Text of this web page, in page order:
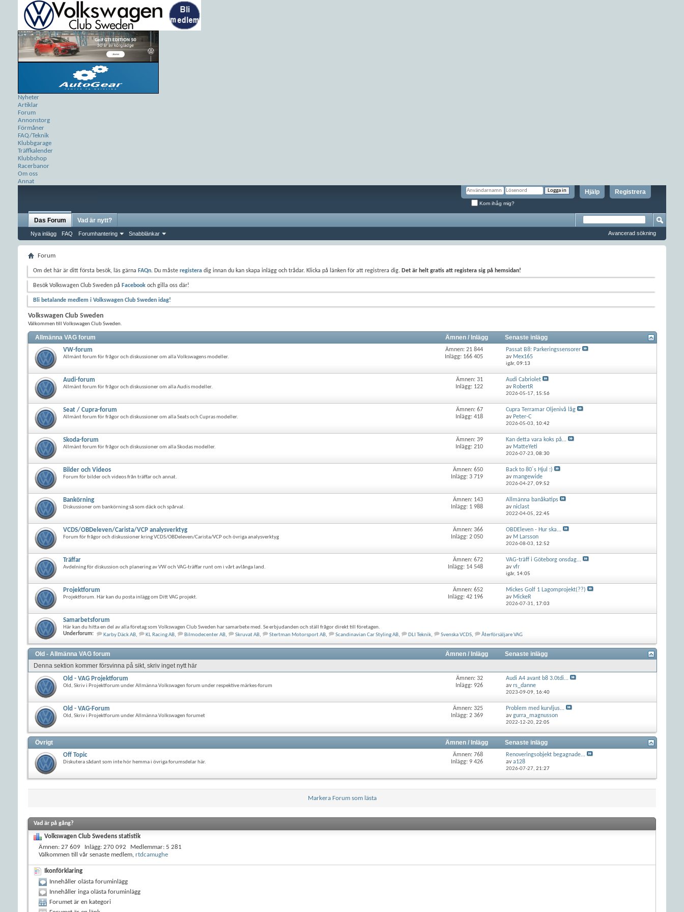
Nyheter
Artiklar
Forum
Annonstorg
Förmåner
FAQ/Teknik
Klubbgarage
Träffkalender
Klubbshop
Racerbanor
Om oss
Annat
Registrera
Hjälp
Kom ihåg mig?
Das Forum
Nya inlägg FAQ Forumhantering Snabblänkar
Vad är nytt?
Avancerad sökning
Forum
Om det här är ditt första besök, läs gärna FAQn. Du måste registera dig innan du kan skapa inlägg och trådar. Klicka på länken för att registrera dig. Det är helt gratis att registera sig på hemsidan!
Besök Volkswagen Club Sweden på Facebook och gilla oss där!
Bli betalande medlem i Volkswagen Club Sweden idag!
Volkswagen Club Sweden
Välkommen till Volkswagen Club Sweden.
Allmänna VAG forum Ämnen / Inlägg Senaste inlägg
VW-forum
Allmänt forum för frågor och diskussioner om alla Volkswagens modeller.
Ämnen: 21 844
Inlägg: 166 405
Passat B8: Parkeringssensorer
av Mex165
igår, 09:13
Audi-forum
Allmänt forum för frågor och diskussioner om alla Audis modeller.
Ämnen: 31
Inlägg: 122
Audi Cabriolet
av RobertR
2026-05-17, 15:56
Seat / Cupra-forum
Allmänt forum för frågor och diskussioner om alla Seats och Cupras modeller.
Ämnen: 67
Inlägg: 418
Cupra Terramar Oljenivå låg
av Peter-C
2026-05-03, 10:42
Skoda-forum
Allmänt forum för frågor och diskussioner om alla Skodas modeller.
Ämnen: 39
Inlägg: 210
Kan detta vara koks på...
av MatteYeti
2026-07-23, 08:30
Bilder och Videos
Forum för bilder och videos från träffar och annat.
Ämnen: 650
Inlägg: 3 719
Back to 80´s Hjul :)
av mangewide
2026-04-27, 09:52
Bankörning
Diskussioner om bankörning så som däck och spårval.
Ämnen: 143
Inlägg: 1 988
Allmänna banåkatips
av niclast
2022-04-05, 22:45
VCDS/OBDeleven/Carista/VCP analysverktyg
Forum för frågor och diskussioner kring VCDS/OBDeleven/Carista/VCP och övriga analysverktyg
Ämnen: 366
Inlägg: 2 050
OBDEleven - Hur ska...
av M Larsson
2026-08-03, 12:52
Träffar
Avdelning för diskussion och planering av VW och VAG-träffar runt om i vårt avlånga land.
Ämnen: 672
Inlägg: 14 548
VAG-träff i Göteborg onsdag...
av vfr
igår, 14:05
Projektforum
Projektforum. Här kan du posta inlägg om Ditt VAG projekt.
Ämnen: 652
Inlägg: 42 196
Mickes Golf 1 Lagomprojekt(??)
av MickeR
2026-07-31, 17:03
Samarbetsforum
Här kan du hitta en del av alla företag som Volkswagen Club Sweden har samarbete med. Se erbjudanden och ställ frågor direkt till företagen.
Underforum:
Karby Däck AB, KL Racing AB, Bilmodecenter AB, Skruvat AB, Stertman Motorsport AB, Scandinavian Car Styling AB, DLI Teknik, Svenska VCDS, Återförsäljare VAG
Old - Allmänna VAG forum Ämnen / Inlägg
Senaste inlägg
Denna sektion kommer försvinna på sikt, skriv inget nytt här
Old - VAG Projektforum
Old, Skriv i Projektforum under Allmänna Volkswagen forum under respektive märkes-forum
Ämnen: 32
Inlägg: 926
Audi A4 avant b8 3.0tdi...
av rs_danne
2023-09-09, 16:40
Old - VAG-Forum
Old, Skriv i Projektforum under Allmänna Volkswagen forumet
Ämnen: 325
Inlägg: 2 369
Problem med kurvljus...
av gurra_magnusson
2022-12-20, 22:05
Övrigt Ämnen / Inlägg Senaste inlägg
Off Topic
Diskutera sådant som inte hör hemma i övriga forumsdelar här.
Ämnen: 768
Inlägg: 9 426
Renoveringsobjekt begagnade...
av a128
2026-07-27, 21:27
Markera Forum som lästa
Vad är på gång?
Volkswagen Club Swedens statistik
Ämnen 27 609 Inlägg 270 092 Medlemmar 5 281
Välkommen till vår senaste medlem, rtdcamughe
Ikonförklaring
Innehåller olästa foruminlägg
Innehåller inga olästa foruminlägg
Forumet är en kategori